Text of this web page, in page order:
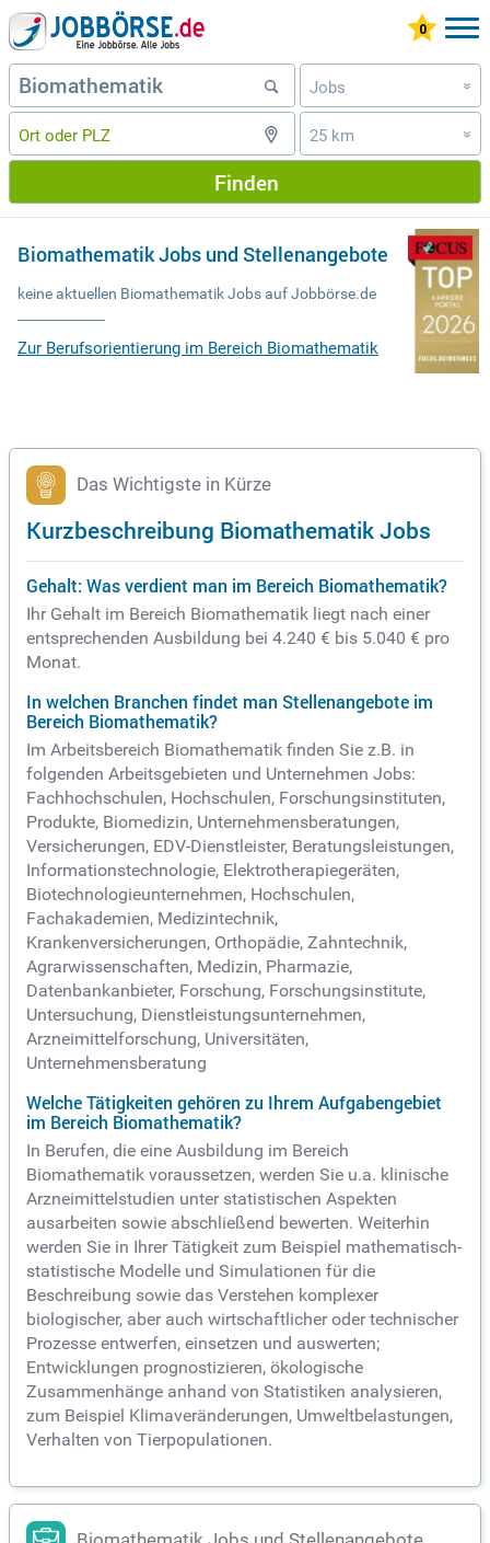
Jobs »
25 km »
Finden
Biomathematik Jobs und Stellenangebote
keine aktuellen Biomathematik Jobs auf Jobbörse.de
Zur Berufsorientierung im Bereich Biomathematik
Das Wichtigste in Kürze
Kurzbeschreibung Biomathematik Jobs
Gehalt: Was verdient man im Bereich Biomathematik?
Ihr Gehalt im Bereich Biomathematik liegt nach einer
entsprechenden Ausbildung bei 4.240 € bis 5.040 € pro
Monat.
In welchen Branchen findet man Stellenangebote im
Bereich Biomathematik?
Im Arbeitsbereich Biomathematik finden Sie z.B. in
folgenden Arbeitsgebieten und Unternehmen Jobs:
Fachhochschulen, Hochschulen, Forschungsinstituten,
Produkte, Biomedizin, Unternehmensberatungen,
Versicherungen, EDV-Dienstleister, Beratungsleistungen,
Informationstechnologie, Elektrotherapiegeräten,
Biotechnologieunternehmen, Hochschulen,
Fachakademien, Medizintechnik,
Krankenversicherungen, Orthopädie, Zahntechnik,
Agrarwissenschaften, Medizin, Pharmazie,
Datenbankanbieter, Forschung, Forschungsinstitute,
Untersuchung, Dienstleistungsunternehmen,
Arzneimittelforschung, Universitäten,
Unternehmensberatung
Welche Tätigkeiten gehören zu Ihrem Aufgabengebiet
im Bereich Biomathematik?
In Berufen, die eine Ausbildung im Bereich
Biomathematik voraussetzen, werden Sie u.a. klinische
Arzneimittelstudien unter statistischen Aspekten
ausarbeiten sowie abschließend bewerten. Weiterhin
werden Sie in Ihrer Tätigkeit zum Beispiel mathematisch-
statistische Modelle und Simulationen für die
Beschreibung sowie das Verstehen komplexer
biologischer, aber auch wirtschaftlicher oder technischer
Prozesse entwerfen, einsetzen und auswerten;
Entwicklungen prognostizieren, ökologische
Zusammenhänge anhand von Statistiken analysieren,
zum Beispiel Klimaveränderungen, Umweltbelastungen,
Verhalten von Tierpopulationen.